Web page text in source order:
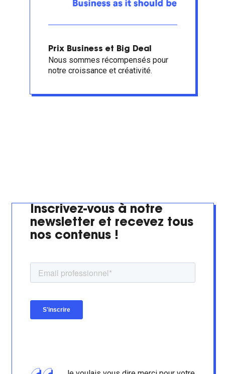
Prix Business et Big Deal
Nous sommes récompensés pour
notre croissance et créativité.
Inscrivez-vous à notre
newsletter et recevez tous
nos contenus !